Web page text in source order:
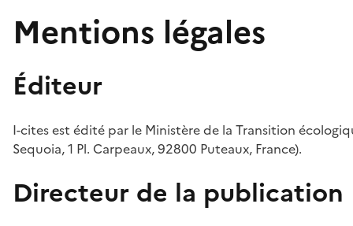
Mentions légales
Éditeur
I-cites est édité par le Ministère de la Transition
Sequoia, 1 Pl. Carpeaux, 92800 Puteaux, France).
Directeur de la publication